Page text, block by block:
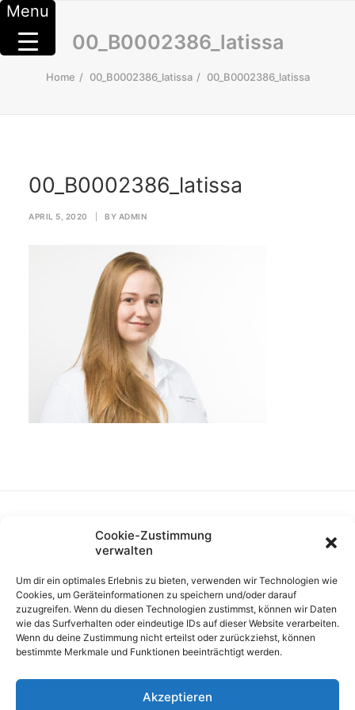
Cookie-Zustimmung
verwalten
Um dir ein optimales Erlebnis zu bieten, verwenden wir Technologien wie
Cookies, um Geräteinformationen zu speichern und/oder darauf
zuzugreifen. Wenn du diesen Technologien zustimmst, können wir Daten
wie das Surfverhalten oder eindeutige IDs auf dieser Website verarbeiten.
Wenn du deine Zustimmung nicht erteilst oder zurückziehst, können
bestimmte Merkmale und Funktionen beeinträchtigt werden.
Akzeptieren
00_B0002386_latissa
Home 00_B0002386_latissa 00_B0002386_latissa
00_B0002386_latissa
APRIL 5, 2020 BY ADMIN
Menu